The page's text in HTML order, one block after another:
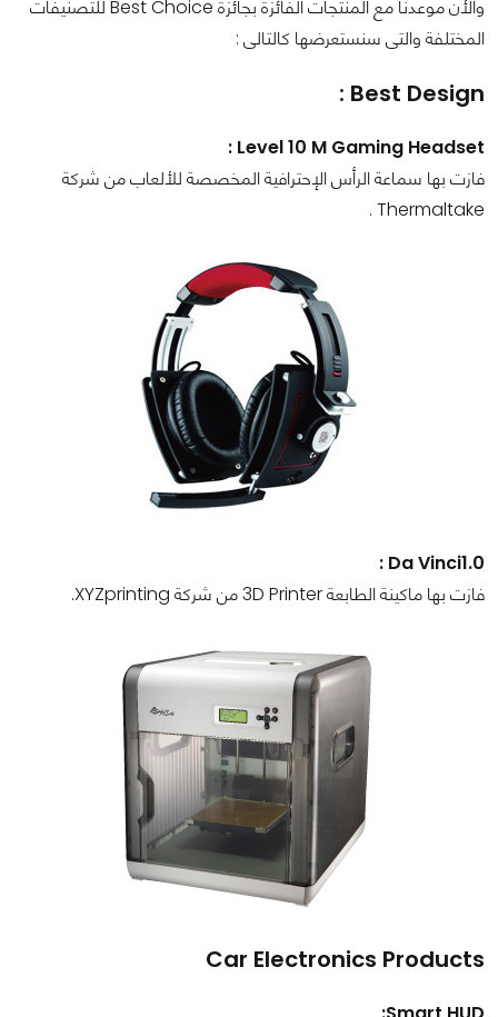
والأن موعدنا مع المنتجات الفائزة بجائزة Best Choice للتصنيفات
المختلفة والتى سنستعرضها كالتالى :
Best Design :
Level 10 M Gaming Headset :
فازت بها سماعة الرأس الإحترافية المخصصة للألعاب من شركة
Thermaltake .
Da Vinci1.0 :
فازت بها ماكينة الطابعة 3D Printer من شركة XYZprinting.
Car Electronics Products